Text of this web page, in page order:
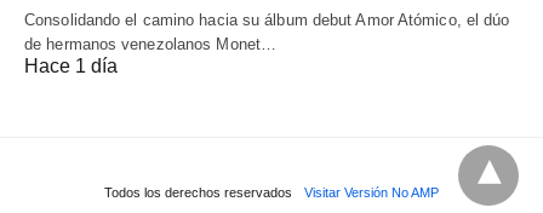
Consolidando el camino hacia su álbum debut Amor Atómico, el dúo
de hermanos venezolanos Monet…
Hace 1 día
Todos los derechos reservados Visitar Versión No AMP